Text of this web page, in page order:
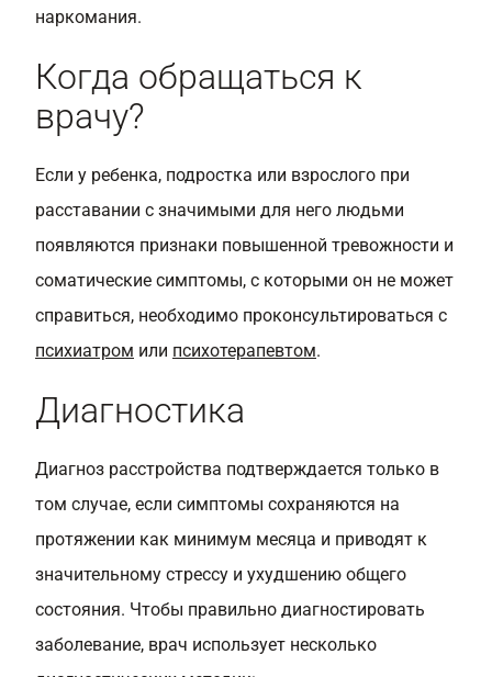
наркомания.
Когда обращаться к
врачу?
Если у ребенка, подростка или взрослого при
расставании с значимыми для него людьми
появляются признаки повышенной тревожности и
соматические симптомы, с которыми он не может
справиться, необходимо проконсультироваться с
психиатром или психотерапевтом.
Диагностика
Диагноз расстройства подтверждается только в
том случае, если симптомы сохраняются на
протяжении как минимум месяца и приводят к
значительному стрессу и ухудшению общего
состояния. Чтобы правильно диагностировать
заболевание, врач использует несколько